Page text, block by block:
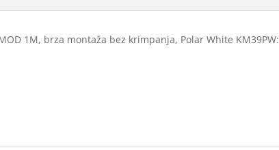
1M, brza montaža bez krimpanja, Polar White KM39PW: